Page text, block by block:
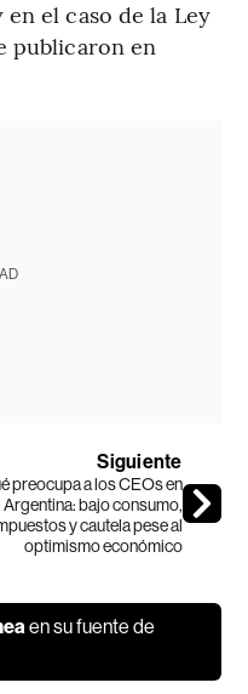
el caso de la Ley
publicaron en
Siguiente
preocupa a los CEOs en
Argentina: bajo consumo,
y cautela pese al
optimismo económico
en su fuente de